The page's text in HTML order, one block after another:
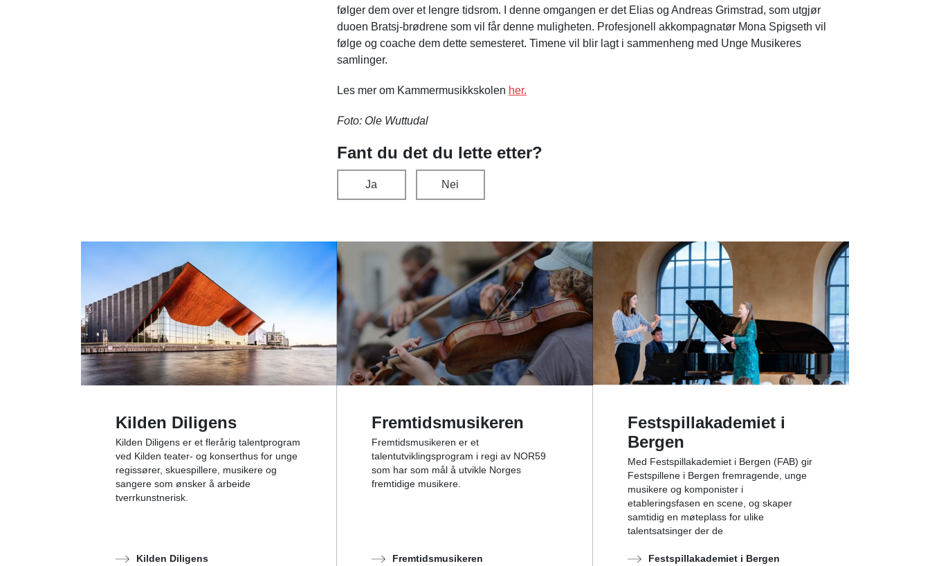
følger dem over et lengre tidsrom. I denne omgangen er det Elias og Andreas Grimstrad, som utgjør
duoen Bratsj-brødrene som vil får denne muligheten. Profesjonell akkompagnatør Mona Spigseth vil
følge og coache dem dette semesteret. Timene vil blir lagt i sammenheng med Unge Musikeres
samlinger.
Les mer om Kammermusikkskolen her.
Foto: Ole Wuttudal
Fant du det du lette etter?
Ja Nei
Kilden Diligens
Kilden Diligens er et flerårig talentprogram
ved Kilden teater- og konserthus for unge
regissører, skuespillere, musikere og
sangere som ønsker å arbeide
tverrkunstnerisk.
Kilden Diligens
Fremtidsmusikeren
Fremtidsmusikeren er et
talentutviklingsprogram i regi av NOR59
som har som mål å utvikle Norges
fremtidige musikere.
Fremtidsmusikeren
Festspillakademiet i
Bergen
Med Festspillakademiet i Bergen (FAB) gir
Festspillene i Bergen fremragende, unge
musikere og komponister i
etableringsfasen en scene, og skaper
samtidig en møteplass for ulike
talentsatsinger der de
Festspillakademiet i Bergen